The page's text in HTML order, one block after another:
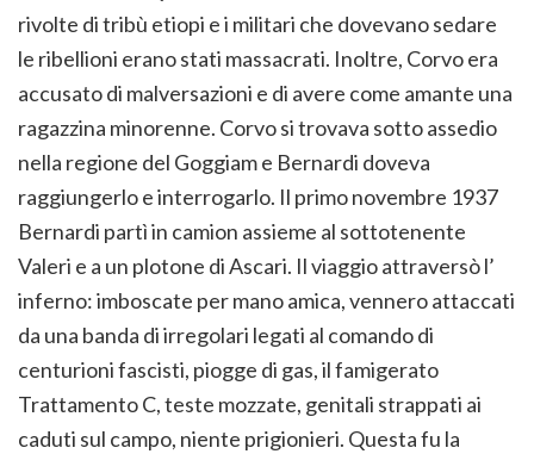
rivolte di tribù etiopi e i militari che dovevano sedare
le ribellioni erano stati massacrati. Inoltre, Corvo era
accusato di malversazioni e di avere come amante una
ragazzina minorenne. Corvo si trovava sotto assedio
nella regione del Goggiam e Bernardi doveva
raggiungerlo e interrogarlo. Il primo novembre 1937
Bernardi partì in camion assieme al sottotenente
Valeri e a un plotone di Ascari. Il viaggio attraversò l’
inferno: imboscate per mano amica, vennero attaccati
da una banda di irregolari legati al comando di
centurioni fascisti, piogge di gas, il famigerato
Trattamento C, teste mozzate, genitali strappati ai
caduti sul campo, niente prigionieri. Questa fu la